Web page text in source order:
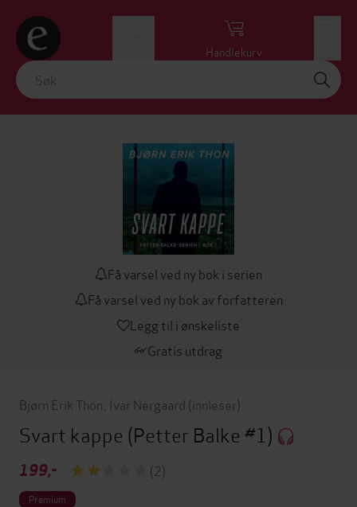
Handlekurv
Få varsel ved ny bok i serien
Få varsel ved ny bok av forfatteren
Legg til i ønskeliste
Gratis utdrag
Bjørn Erik Thon Ivar Nergaard (innleser)
Svart kappe (Petter Balke #1)
199,- (2)
Premium